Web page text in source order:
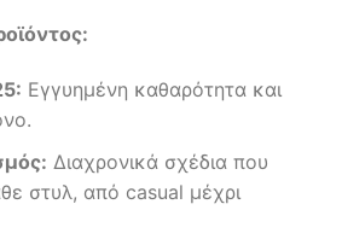
Εγγυημένη καθαρότητα και
Διαχρονικά σχέδια που
στυλ, από casual μέχρι